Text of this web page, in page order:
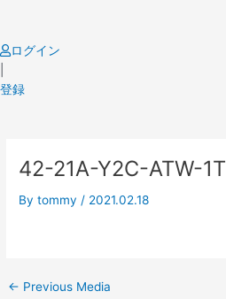
content
ログイン
登録
42-21A-Y2C-ATW-1T
Bytommy / 2021.02.18
navigation
← Previous Media